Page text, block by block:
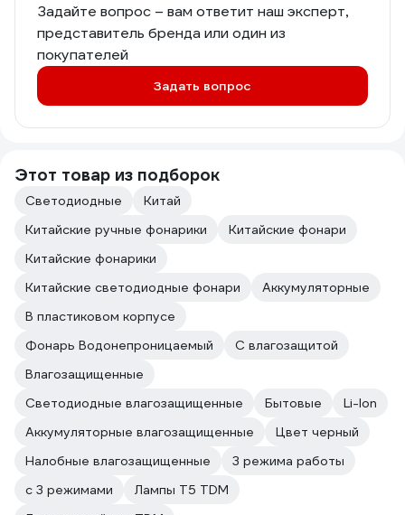
Задайте вопрос – вам ответит наш эксперт,
представитель бренда или один из
покупателей
Задать вопрос
Этот товар из подборок
Светодиодные
Китай
Китайские ручные фонарики
Китайские фонари
Китайские фонарики
Китайские светодиодные фонари
Аккумуляторные
В пластиковом корпусе
Фонарь Водонепроницаемый
С влагозащитой
Влагозащищенные
Светодиодные влагозащищенные
Бытовые
Li-Ion
Аккумуляторные влагозащищенные
Цвет черный
Налобные влагозащищенные
3 режима работы
с 3 режимами
Лампы T5 TDM